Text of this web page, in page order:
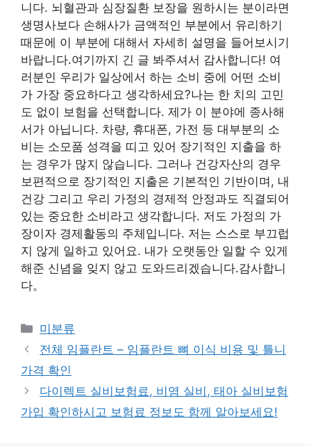
니다. 뇌혈관과 심장질환 보장을 원하시는 분이라면
생명사보다 손해사가 금액적인 부분에서 유리하기
때문에 이 부분에 대해서 자세히 설명을 들어보시기
바랍니다.여기까지 긴 글 봐주셔서 감사합니다! 여
러분인 우리가 일상에서 하는 소비 중에 어떤 소비
가 가장 중요하다고 생각하세요?나는 한 치의 고민
도 없이 보험을 선택합니다. 제가 이 분야에 종사해
서가 아닙니다. 차량, 휴대폰, 가전 등 대부분의 소
비는 소모품 성격을 띠고 있어 장기적인 지출을 하
는 경우가 많지 않습니다. 그러나 건강자산의 경우
보편적으로 장기적인 지출은 기본적인 기반이며, 내
건강 그리고 우리 가정의 경제적 안정과도 직결되어
있는 중요한 소비라고 생각합니다. 저도 가정의 가
장이자 경제활동의 주체입니다. 저는 스스로 부끄럽
지 않게 일하고 있어요. 내가 오랫동안 일할 수 있게
해준 신념을 잊지 않고 도와드리겠습니다.감사합니
다。
Categories
미분류
전체 임플란트 – 임플란트 뼈 이식 비용 및 틀니
가격 확인
다이렉트 실비보험료, 비염 실비, 태아 실비보험
가입 확인하시고 보험료 정보도 함께 알아보세요!